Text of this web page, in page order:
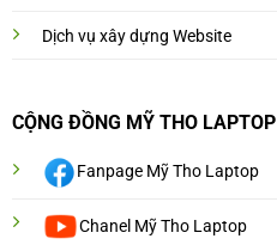
Dịch vụ xây dựng Website
CỘNG ĐỒNG MỸ THO LAPTOP
Fanpage Mỹ Tho Laptop
Chanel Mỹ Tho Laptop